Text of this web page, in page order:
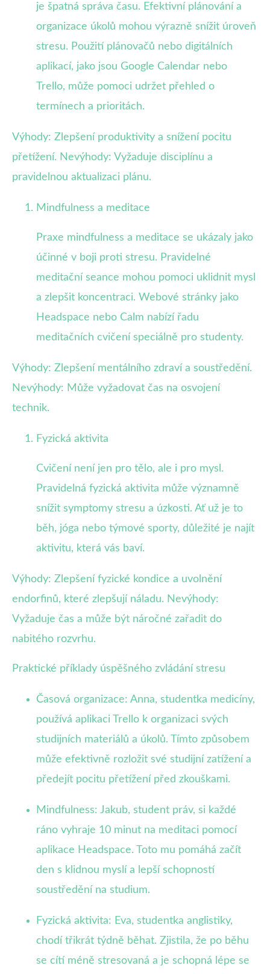
je špatná správa času. Efektivní plánování a
organizace úkolů mohou výrazně snížit úroveň
stresu. Použití plánovačů nebo digitálních
aplikací, jako jsou Google Calendar nebo
Trello, může pomoci udržet přehled o
termínech a prioritách.
Výhody: Zlepšení produktivity a snížení pocitu
přetížení. Nevýhody: Vyžaduje disciplínu a
pravidelnou aktualizaci plánu.
Mindfulness a meditace
Praxe mindfulness a meditace se ukázaly jako
účinné v boji proti stresu. Pravidelné
meditační seance mohou pomoci uklidnit mysl
a zlepšit koncentraci. Webové stránky jako
Headspace nebo Calm nabízí řadu
meditačních cvičení speciálně pro studenty.
Výhody: Zlepšení mentálního zdraví a soustředění.
Nevýhody: Může vyžadovat čas na osvojení
technik.
Fyzická aktivita
Cvičení není jen pro tělo, ale i pro mysl.
Pravidelná fyzická aktivita může významně
snížit symptomy stresu a úzkosti. Ať už je to
běh, jóga nebo týmové sporty, důležité je najít
aktivitu, která vás baví.
Výhody: Zlepšení fyzické kondice a uvolnění
endorfinů, které zlepšují náladu. Nevýhody:
Vyžaduje čas a může být náročné zařadit do
nabitého rozvrhu.
Praktické příklady úspěšného zvládání stresu
Časová organizace: Anna, studentka medicíny,
používá aplikaci Trello k organizaci svých
studijních materiálů a úkolů. Tímto způsobem
může efektivně rozložit své studijní zatížení a
předejít pocitu přetížení před zkouškami.
Mindfulness: Jakub, student práv, si každé
ráno vyhraje 10 minut na meditaci pomocí
aplikace Headspace. Toto mu pomáhá začít
den s klidnou myslí a lepší schopností
soustředění na studium.
Fyzická aktivita: Eva, studentka anglistiky,
chodí třikrát týdně běhat. Zjistila, že po běhu
se cítí méně stresovaná a je schopná lépe se